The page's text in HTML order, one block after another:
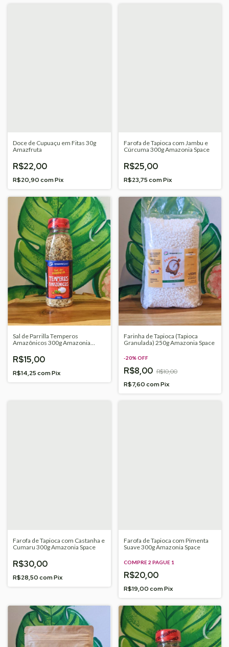
Doce de Cupuaçu em Fitas 30g
Amazfruta
R$22,00
R$20,90comPix
Farofa de Tapioca com Jambu e
Cúrcuma 300g Amazonia Space
R$25,00
R$23,75comPix
Sal de Parrilla Temperos
Amazônicos 300g Amazonia
R$15,00
R$14,25comPix
Farinha de Tapioca (Tapioca
Granulada) 250g Amazonia Space
-20%OFF
R$8,00 R$10,00
R$7,60comPix
Farofa de Tapioca com Castanha e
Cumaru 300g Amazonia Space
R$30,00
R$28,50comPix
Farofa de Tapioca com Pimenta
Suave 300g Amazonia Space
COMPRE 2 PAGUE 1
R$20,00
R$19,00comPix